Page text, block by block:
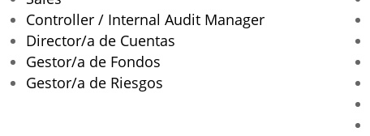
Controller / Internal Audit Manager
Director/a de Cuentas
Gestor/a de Fondos
Gestor/a de Riesgos